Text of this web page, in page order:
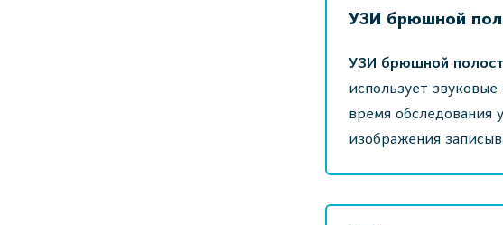
УЗИ брюшной
УЗИ брюшной
использует
время обследования
изображения